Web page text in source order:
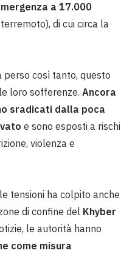
a 17.000
di cui circa la
perso così tanto, questo
loro sofferenze. Ancora
sradicati dalla poca
e sono esposti a rischi
violenza e
tensioni ha colpito anche
di confine del Khyber
le autorità hanno
come misura